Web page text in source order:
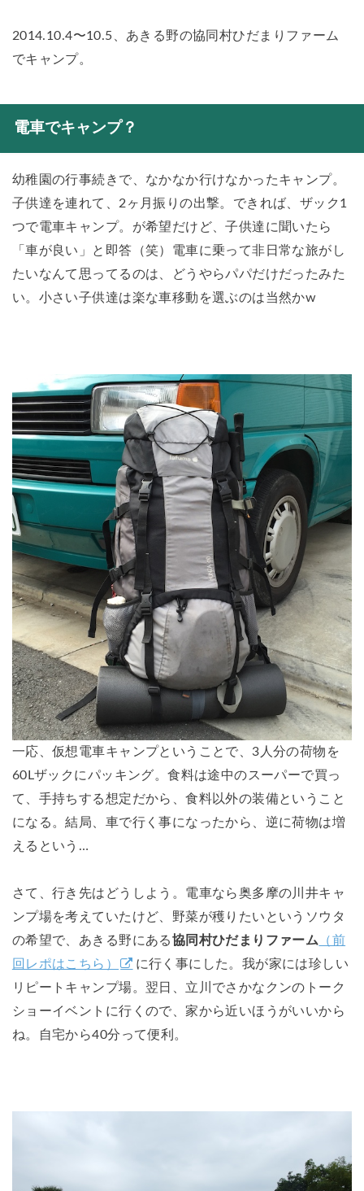
2014.10.4〜10.5、あきる野の協同村ひだまりファーム
でキャンプ。
電車でキャンプ？
幼稚園の行事続きで、なかなか行けなかったキャンプ。
子供達を連れて、2ヶ月振りの出撃。できれば、ザック1
つで電車キャンプ。が希望だけど、子供達に聞いたら
「車が良い」と即答（笑）電車に乗って非日常な旅がし
たいなんて思ってるのは、どうやらパパだけだったみた
い。小さい子供達は楽な車移動を選ぶのは当然かw
一応、仮想電車キャンプということで、3人分の荷物を
60Lザックにパッキング。食料は途中のスーパーで買っ
て、手持ちする想定だから、食料以外の装備ということ
になる。結局、車で行く事になったから、逆に荷物は増
えるという…
さて、行き先はどうしよう。電車なら奥多摩の川井キャ
ンプ場を考えていたけど、野菜が穫りたいというソウタ
の希望で、あきる野にある協同村ひだまりファーム （前
回レポはこちら）
に行く事にした。我が家には珍しい
リピートキャンプ場。翌日、立川でさかなクンのトーク
ショーイベントに行くので、家から近いほうがいいから
ね。自宅から40分って便利。